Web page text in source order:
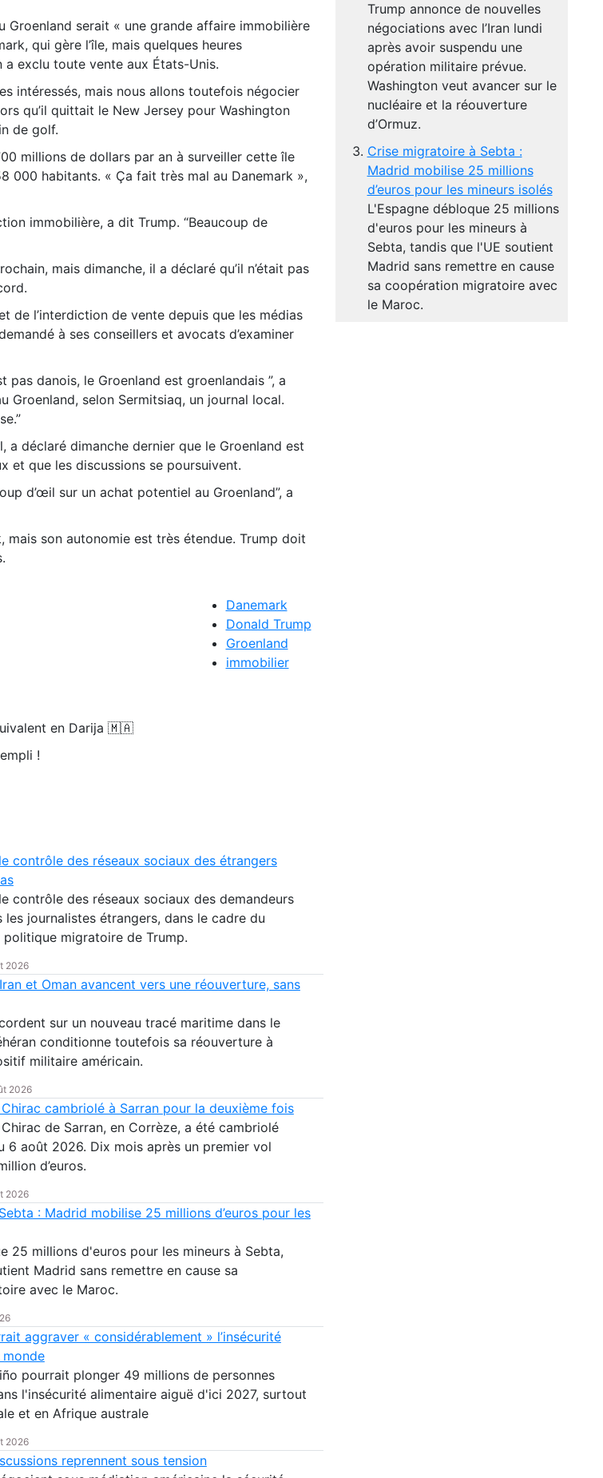
Groenland serait « une grande affaire immobilière
qui gère l’île, mais quelques heures
exclu toute vente aux États-Unis.
intéressés, mais nous allons toutefois négocier
qu’il quittait le New Jersey pour Washington
de golf.
millions de dollars par an à surveiller cette île
000 habitants. « Ça fait très mal au Danemark »,
immobilière, a dit Trump. “Beaucoup de
mais dimanche, il a déclaré qu’il n’était pas
de l’interdiction de vente depuis que les médias
à ses conseillers et avocats d’examiner
pas danois, le Groenland est groenlandais ”, a
Groenland, selon Sermitsiaq, un journal local.
a déclaré dimanche dernier que le Groenland est
et que les discussions se poursuivent.
d’œil sur un achat potentiel au Groenland”, a
mais son autonomie est très étendue. Trump doit
Danemark
Donald Trump
Groenland
immobilier
en Darija 🇲🇦
!
Trump annonce de nouvelles
négociations avec l’Iran lundi
après avoir suspendu une
opération militaire prévue.
Washington veut avancer sur le
nucléaire et la réouverture
d’Ormuz.
Crise migratoire à Sebta :
Madrid mobilise 25 millions
d’euros pour les mineurs isolés
L'Espagne débloque 25 millions
d'euros pour les mineurs à
Sebta, tandis que l'UE soutient
Madrid sans remettre en cause
sa coopération migratoire avec
le Maroc.
contrôle des réseaux sociaux des étrangers
contrôle des réseaux sociaux des demandeurs
journalistes étrangers, dans le cadre du
migratoire de Trump.
2026
et Oman avancent vers une réouverture, sans
sur un nouveau tracé maritime dans le
conditionne toutefois sa réouverture à
militaire américain.
2026
cambriolé à Sarran pour la deuxième fois
de Sarran, en Corrèze, a été cambriolé
6 août 2026. Dix mois après un premier vol
d’euros.
2026
: Madrid mobilise 25 millions d’euros pour les
25 millions d'euros pour les mineurs à Sebta,
Madrid sans remettre en cause sa
avec le Maroc.
aggraver « considérablement » l’insécurité
pourrait plonger 49 millions de personnes
l'insécurité alimentaire aiguë d'ici 2027, surtout
et en Afrique australe
2026
reprennent sous tension